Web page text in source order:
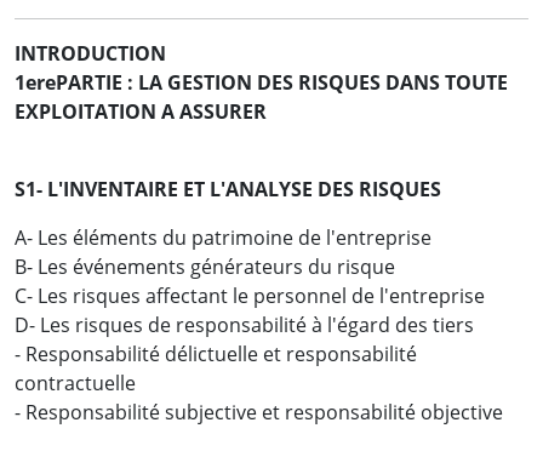
INTRODUCTION
1erePARTIE : LA GESTION DES RISQUES DANS TOUTE
EXPLOITATION A ASSURER
S1- L'INVENTAIRE ET L'ANALYSE DES RISQUES
A- Les éléments du patrimoine de l'entreprise
B- Les événements générateurs du risque
C- Les risques affectant le personnel de l'entreprise
D- Les risques de responsabilité à l'égard des tiers
- Responsabilité délictuelle et responsabilité
contractuelle
- Responsabilité subjective et responsabilité objective